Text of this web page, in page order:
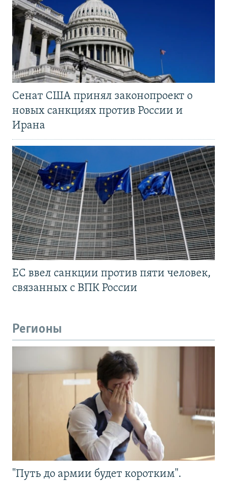
Сенат США принял законопроект о
новых санкциях против России и
Ирана
ЕС ввел санкции против пяти человек,
связанных с ВПК России
Регионы
"Путь до армии будет коротким".